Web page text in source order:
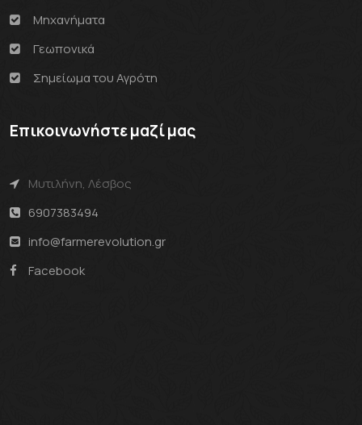
Μηχανήματα
Γεωπονικά
Σημείωμα του Αγρότη
Επικοινωνήστε μαζί μας
Μυτιλήνη, Λέσβος
6907383494
info@farmerevolution.gr
Facebook